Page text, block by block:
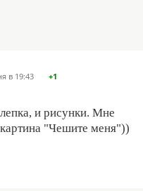
в 19:43 +1
и рисунки. Мне
"Чешите меня"))